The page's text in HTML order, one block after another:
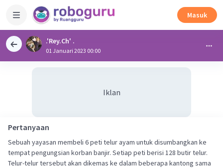
Masuk
.'Rey.Ch' .
01 Januari 2023 00:00
Iklan
Pertanyaan
Sebuah yayasan membeli 6 peti telur ayam untuk disumbangkan ke
tempat pengungsian korban banjir. Setiap peti berisi 128 butir telur.
Telur-telur tersebut akan dikemas ke dalam beberapa kantong sama